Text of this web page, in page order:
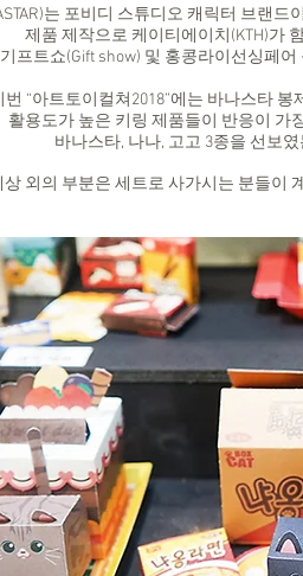
는 포비디 스튜디오 캐릭터 브랜
제품 제작으로 케이티에이치(KTH)가
프트쇼(Gift show) 및 홍콩라이선싱페
번 “아트토이컬쳐2018”에는 바나스타
활용도가 높은 키링 제품들이 반응이 가
바나스타, 나나, 고고 3종을 선보
상 외의 부분은 세트로 사가시는 분들이